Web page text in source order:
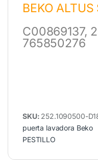
BEKO ALTUS
C00869137,
765850276
SKU: 252.1090500-
puerta lavadora Beko
PESTILLO